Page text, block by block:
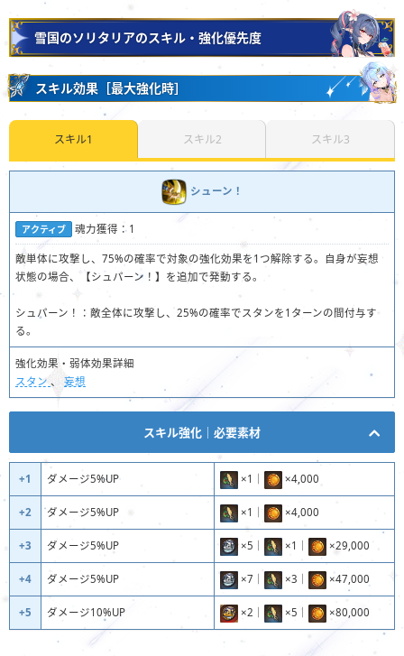
雪国のソリタリアのスキル・強化優先度
スキル効果［最大強化時］
スキル1 スキル2 スキル3
シューン！
アクティブ 魂力獲得：1
敵単体に攻撃し、75%の確率で対象の強化効果を1つ解除する。自身が妄想
状態の場合、【シュパーン！】を追加で発動する。
シュパーン！：敵全体に攻撃し、25%の確率でスタンを1ターンの間付与す
る。
強化効果・弱体効果詳細
スタン 、 妄想
スキル強化｜必要素材
+1 ダメージ5%UP ×1｜ ×4,000
+2 ダメージ5%UP ×1｜ ×4,000
+3 ダメージ5%UP ×5｜ ×1｜ ×29,000
+4 ダメージ5%UP ×7｜ ×3｜ ×47,000
+5 ダメージ10%UP ×2｜ ×5｜ ×80,000